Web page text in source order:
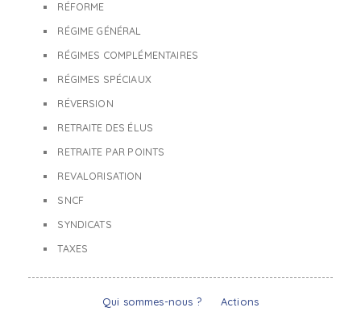
RÉFORME
RÉGIME GÉNÉRAL
RÉGIMES COMPLÉMENTAIRES
RÉGIMES SPÉCIAUX
RÉVERSION
RETRAITE DES ÉLUS
RETRAITE PAR POINTS
REVALORISATION
SNCF
SYNDICATS
TAXES
Qui sommes-nous ? Actions